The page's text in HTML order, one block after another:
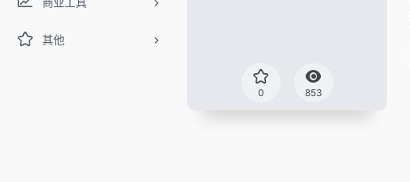
其他
0 853